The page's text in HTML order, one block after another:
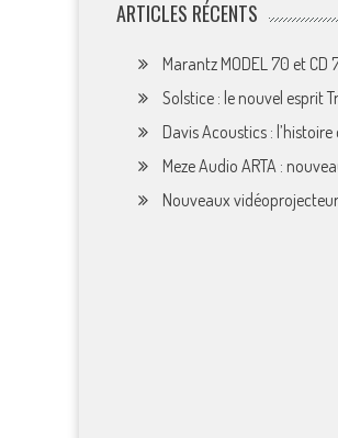
ARTICLES RÉCENTS
Marantz MODEL 70 et
Solstice : le nouvel esprit
Davis Acoustics :
Meze Audio ARTA :
Nouveaux